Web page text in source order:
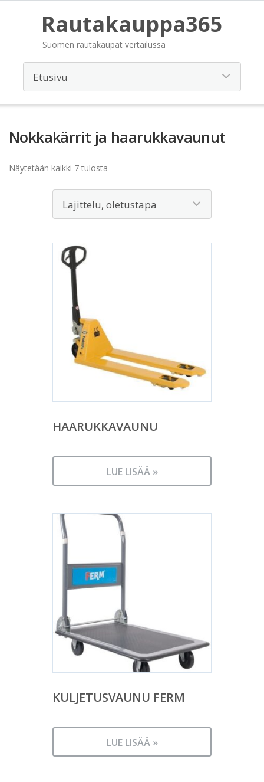
Rautakauppa365
Suomen rautakaupat vertailussa
Nokkakärrit ja haarukkavaunut
Näytetään kaikki 7 tulosta
HAARUKKAVAUNU
LUE LISÄÄ »
KULJETUSVAUNU FERM
LUE LISÄÄ »